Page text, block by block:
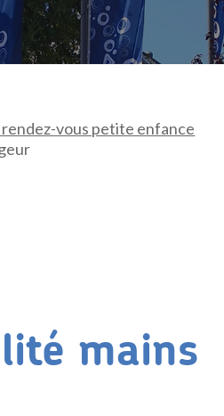
rendez-vous petite enfance
mains